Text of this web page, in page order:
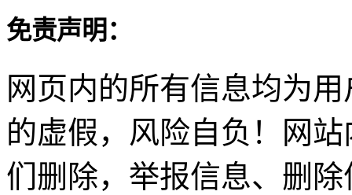
免责声明：
网页内的所有信息均为
的虚假，风险自负！网
们删除，举报信息、删